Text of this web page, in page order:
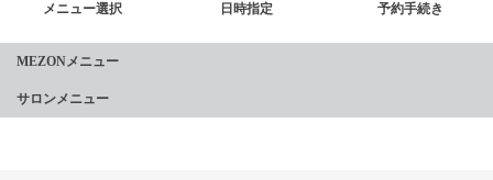
メニュー選択 日時指定 予約手続き
MEZONメニュー
サロンメニュー